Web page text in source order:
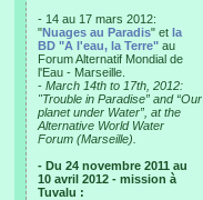
- 14 au 17 mars 2012:
"Nuages au Paradis" et la
BD "A l'eau, la Terre" au
Forum Alternatif Mondial de
l'Eau - Marseille.
- March 14th to 17th, 2012:
"Trouble in Paradise” and “Our
planet under Water”, at the
Alternative World Water
Forum (Marseille).
- Du 24 novembre 2011 au
10 avril 2012 - mission à
Tuvalu :